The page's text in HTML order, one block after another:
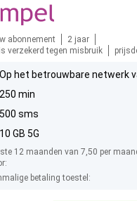
abonnement
2 jaar
verzekerd tegen misbruik
Op het betrouwbare netwerk
250 min
500 sms
10 GB 5G
12 maanden van 7,50 per
betaling toestel: